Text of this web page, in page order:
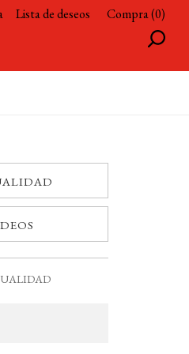
Lista de deseos Compra (0)